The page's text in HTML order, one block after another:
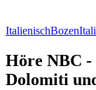
ItalienischBozen
Höre NBC -
Dolomiti